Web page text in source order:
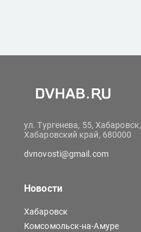
ул. Тургенева, 55, Хабаровск,
Хабаровский край, 680000
dvnovosti@gmail.com
Новости
Хабаровск
Комсомольск-на-Амуре